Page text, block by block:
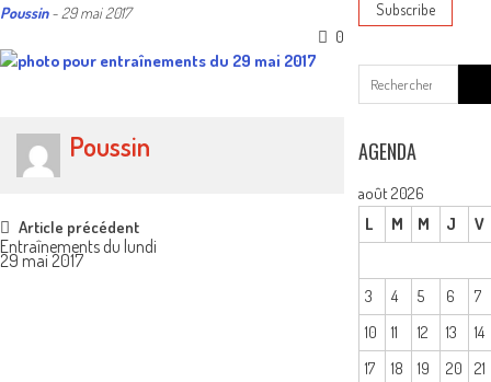
Poussin - 29 mai 2017
0
Poussin
Post
navigation
Article précédent
Entraînements du lundi
29 mai 2017
for:
AGENDA
août 2026
L
M M J V
3 4 5 6
7
10
11 12 13
14
17
18 19 20
21